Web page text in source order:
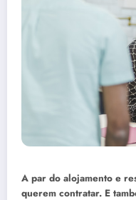
A par do alojamento e
querem contratar. E